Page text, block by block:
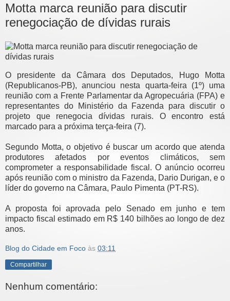
Motta marca reunião para discutir
renegociação de dívidas rurais
O presidente da Câmara dos Deputados, Hugo Motta
(Republicanos-PB), anunciou nesta quarta-feira (1º) uma
reunião com a Frente Parlamentar da Agropecuária (FPA) e
representantes do Ministério da Fazenda para discutir o
projeto que renegocia dívidas rurais. O encontro está
marcado para a próxima terça-feira (7).
Segundo Motta, o objetivo é buscar um acordo que atenda
produtores afetados por eventos climáticos, sem
comprometer a responsabilidade fiscal. O anúncio ocorreu
após reunião com o ministro da Fazenda, Dario Durigan, e o
líder do governo na Câmara, Paulo Pimenta (PT-RS).
A proposta foi aprovada pelo Senado em junho e tem
impacto fiscal estimado em R$ 140 bilhões ao longo de dez
anos.
Blog do Cidade em Foco às 03:11
Compartilhar
Nenhum comentário: